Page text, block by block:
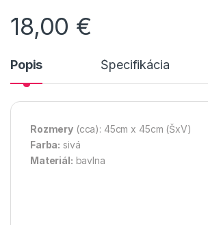
18,00 €
Popis Špecifikácia
Rozmery (cca): 45cm x 45cm (ŠxV)
Farba: sivá
Materiál: bavlna